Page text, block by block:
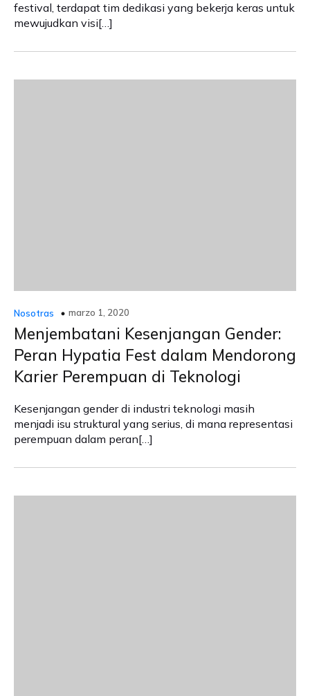
festival, terdapat tim dedikasi yang bekerja keras untuk
mewujudkan visi[…]
Nosotras marzo 1, 2020
Menjembatani Kesenjangan Gender:
Peran Hypatia Fest dalam Mendorong
Karier Perempuan di Teknologi
Kesenjangan gender di industri teknologi masih
menjadi isu struktural yang serius, di mana representasi
perempuan dalam peran[…]